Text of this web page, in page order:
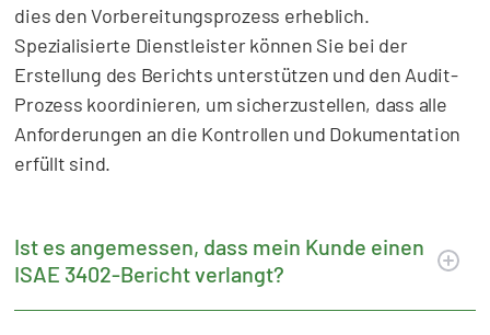
dies den Vorbereitungsprozess erheblich.
Spezialisierte Dienstleister können Sie bei der
Erstellung des Berichts unterstützen und den Audit-
Prozess koordinieren, um sicherzustellen, dass alle
Anforderungen an die Kontrollen und Dokumentation
erfüllt sind.
Ist es angemessen, dass mein Kunde einen
ISAE 3402-Bericht verlangt?